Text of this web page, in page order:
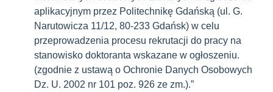
aplikacyjnym przez Politechnikę Gdańską (ul. G.
Narutowicza 11/12, 80-233 Gdańsk) w celu
przeprowadzenia procesu rekrutacji do pracy na
stanowisko doktoranta wskazane w ogłoszeniu.
(zgodnie z ustawą o Ochronie Danych Osobowych
Dz. U. 2002 nr 101 poz. 926 ze zm.).”